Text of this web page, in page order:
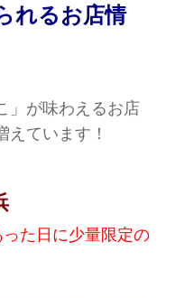
れるお店情
」が味わえるお店
えています！
た日に少量限定の